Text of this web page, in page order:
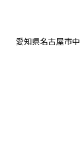
愛知県名古屋市中